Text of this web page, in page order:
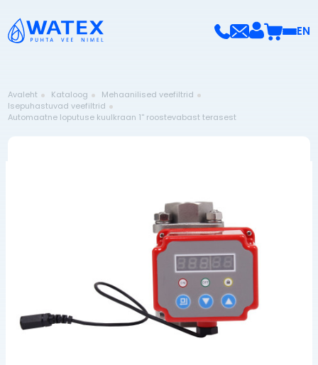
EN
Avaleht Kataloog
Mehaanilised veefiltrid
Isepuhastuvad veefiltrid
Automaatne loputuse kuulkraan 1'' roostevabast terasest